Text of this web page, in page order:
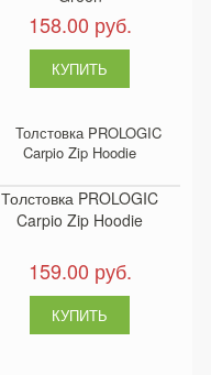
158.00 руб.
Толстовка PROLOGIC
Carpio Zip Hoodie
159.00 руб.